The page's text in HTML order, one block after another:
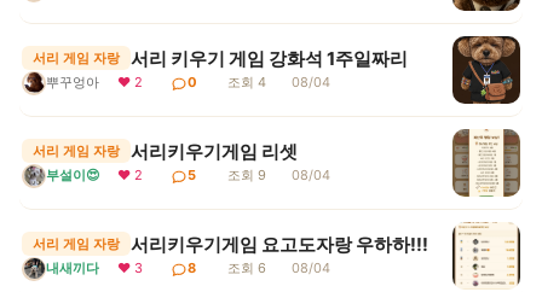
서리 게임 자랑 서리 키우기 게임 강화석 1주일짜리
뿌꾸엉아 ❤ 2 0 조회 4 08/04
서리 게임 자랑 서리키우기게임 리셋
부설이😍 ❤ 2 5 조회 9 08/04
서리 게임 자랑 서리키우기게임 요고도자랑 우하하!!!
내새끼다 ❤ 3 8 조회 6 08/04